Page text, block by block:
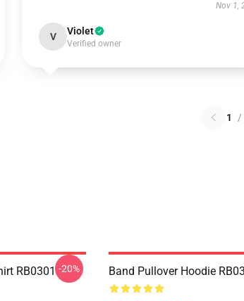
Nov 1,
V Violet
Verified owner
1 /
RB0301 -20% Band Pullover Hoodie